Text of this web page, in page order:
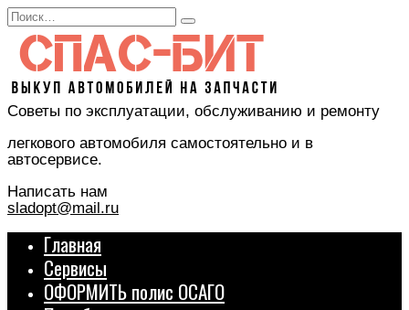
Перейти
к
содержанию
Search
for:
Советы по эксплуатации, обслуживанию и ремонту
легкового автомобиля самостоятельно и в
автосервисе.
Написать нам
sladopt@mail.ru
Главная
Сервисы
ОФОРМИТЬ полис ОСАГО